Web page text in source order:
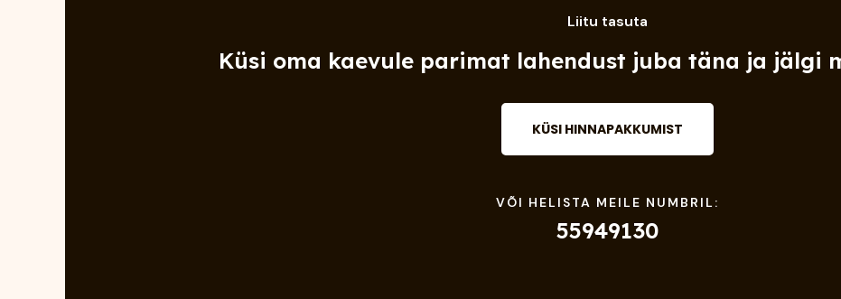
Liitu tasuta
Küsi oma kaevule parimat lahendust juba täna ja jälgi
KÜSI HINNAPAKKUMIST
VÕI HELISTA MEILE NUMBRIL:
55949130